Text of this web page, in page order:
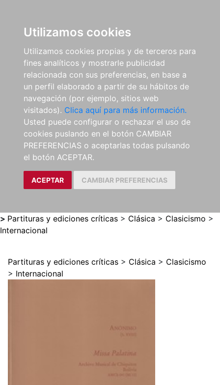
Utilizamos cookies
Utilizamos cookies propias y de terceros para
fines analíticos y mostrarle publicidad
relacionada con sus preferencias, en base a
un perfil elaborado a partir de su hábitos de
navegación (por ejemplo, sitios web
visitados). Clica aquí para más información.
Usted puede configurar o rechazar el uso de
cookies puslando en el botón CAMBIAR
PREFERENCIAS o aceptarlas todas pulsando
el botón ACEPTAR.
ACEPTAR CAMBIAR PREFERENCIAS
> Partituras y ediciones críticas > Clásica > Clasicismo >
Internacional
Partituras y ediciones críticas > Clásica > Clasicismo
> Internacional